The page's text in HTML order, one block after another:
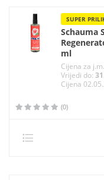
SUPER
Schauma
ml
Cijena za
Vrijedi do:
Cijena
(0)